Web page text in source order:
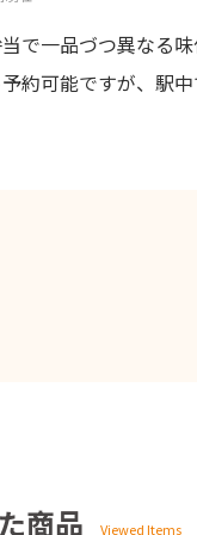
で一品づつ異なる
約可能ですが、駅
商品